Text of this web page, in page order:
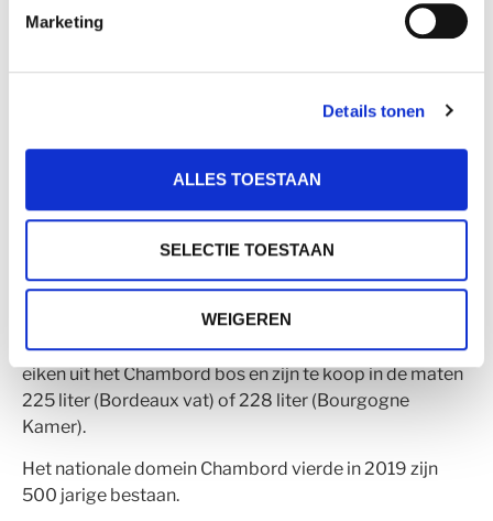
Marketing
Details tonen
ALLES TOESTAAN
SELECTIE TOESTAAN
WEIGEREN
Onderdeel van de PEFC-verplichtingen zijn dat het bos in
stand gehouden wordt (bos blijft bos), hout geoogst
PEFC-gecertificeerd
Chambord zet zich ook in voor het promoten van het
verkopen. De vaten worden in Frankrijk geproduceerd
door PEFC-gecertificeerd coöperatief Cadus te
Bourgogne. De vaten worden volledig opgebouwd uit
eiken uit het Chambord bos en zijn te koop in de maten
225 liter (Bordeaux vat) of 228 liter (Bourgogne
Kamer).
Het nationale domein Chambord vierde in 2019 zijn
500 jarige bestaan.